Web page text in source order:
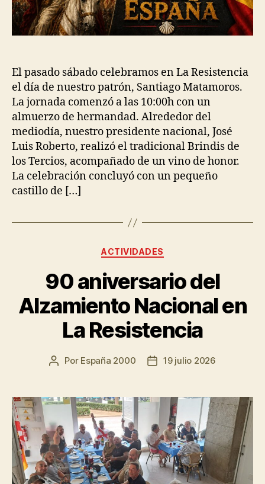
El pasado sábado celebramos en La Resistencia
el día de nuestro patrón, Santiago Matamoros.
La jornada comenzó a las 10:00h con un
almuerzo de hermandad. Alrededor del
mediodía, nuestro presidente nacional, José
Luis Roberto, realizó el tradicional Brindis de
los Tercios, acompañado de un vino de honor.
La celebración concluyó con un pequeño
castillo de […]
ACTIVIDADES
90 aniversario del
Alzamiento Nacional en
La Resistencia
Por España 2000 19 julio 2026